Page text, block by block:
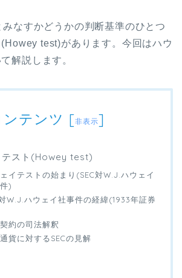
みなすかどうかの判断基準のひとつ
(Howey test)があります。今回はハウ
解説します。
ンテンツ [非表示]
テスト(Howey test)
イテストの始まり(SEC対W.J.ハウェイ
)
W.J.ハウェイ社事件の経緯(1933年証券
約の司法解釈
貨に対するSECの見解